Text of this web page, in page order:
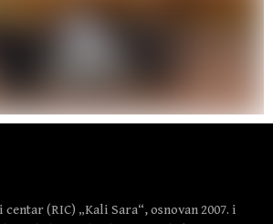
(RIC) „Kali Sara“, osnovan 2007. i